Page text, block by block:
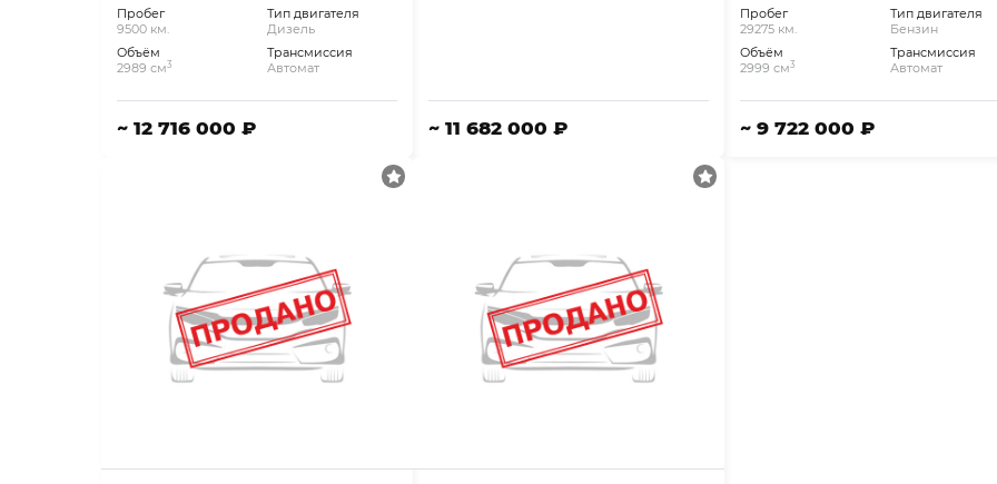
Пробег
9500 км.
Объём
2989 см3
Тип двигателя
Дизель
Трансмиссия
Автомат
~ 12 716 000 ₽ ~ 11 682 000 ₽
Пробег
29275 км.
Объём
2999 см3
Тип двигателя
Бензин
Трансмиссия
Автомат
~ 9 722 000 ₽